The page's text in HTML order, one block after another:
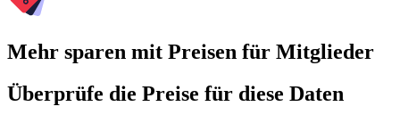
Mehr sparen mit Preisen für Mitglieder
Überprüfe die Preise für diese Daten